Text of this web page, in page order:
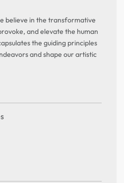
believe in the transformative
and elevate the human
the guiding principles
and shape our artistic